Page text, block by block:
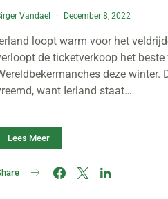
Vandael December 8, 2022
loopt warm voor het
de ticketverkoop het beste
deze winter.
want Ierland staat…
Lees Meer